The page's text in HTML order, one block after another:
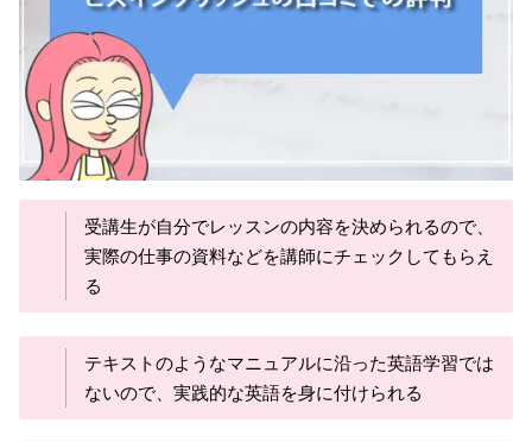
受講生が自分でレッスンの内容を決められるので、
実際の仕事の資料などを講師にチェックしてもらえ
る
テキストのようなマニュアルに沿った英語学習では
ないので、実践的な英語を身に付けられる